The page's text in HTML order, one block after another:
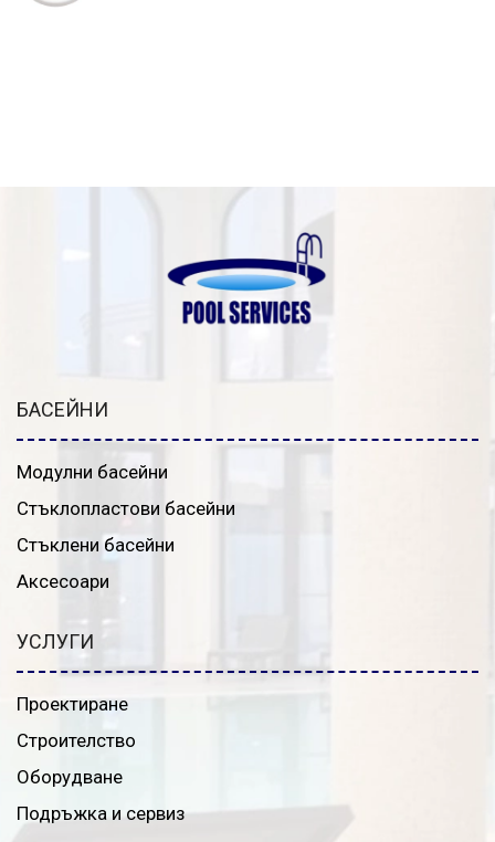
БАСЕЙНИ
Модулни басейни
Стъклопластови басейни
Стъклени басейни
Аксесоари
УСЛУГИ
Проектиране
Строителство
Оборудване
Подръжка и сервиз